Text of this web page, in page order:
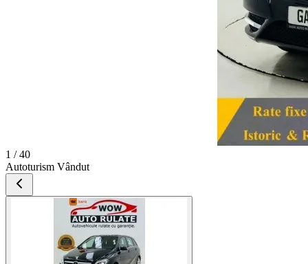
1 / 40
Autoturism Vândut